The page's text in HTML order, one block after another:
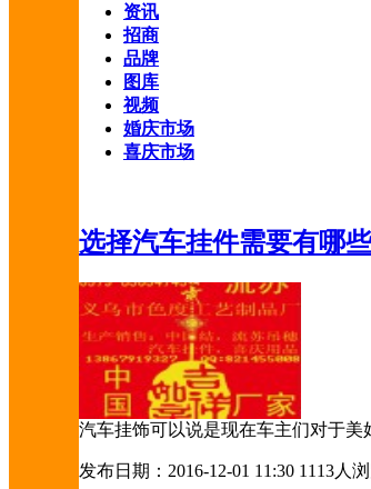
资讯
招商
品牌
图库
视频
婚庆市场
喜庆市场
选择汽车挂件需要有哪
汽车挂饰可以说是现在车主们对于
发布日期：2016-12-01 11:30 1113人